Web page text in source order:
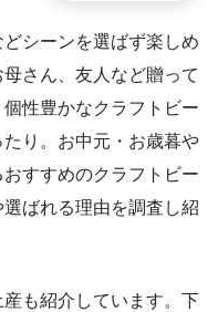
シーンを選ばず楽しめ
さん、友人など贈って
性豊かなクラフトビー
り。お中元・お歳暮や
すすめのクラフトビー
ばれる理由を調査し紹
も紹介しています。下